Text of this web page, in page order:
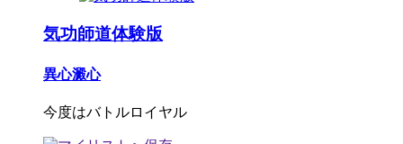
気功師道体験版
異心澱心
今度はバトルロイヤル